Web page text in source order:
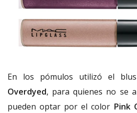
En los pómulos utilizó el
Overdyed, para quienes no se
pueden optar por el color Pink